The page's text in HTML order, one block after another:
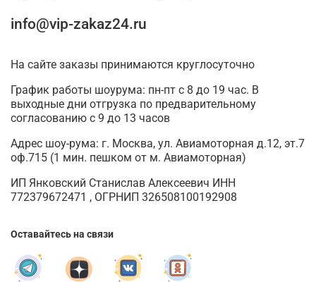
info@vip-zakaz24.ru
На сайте заказы принимаются круглосуточно
График работы шоурума: пн-пт с 8 до 19 час. В
выходные дни отгрузка по предварительному
согласованию с 9 до 13 часов
Адрес шоу-рума: г. Москва, ул. Авиамоторная д.12, эт.7
оф.715 (1 мин. пешком от м. Авиамоторная)
ИП Янковский Станислав Алексеевич ИНН
772379672471 , ОГРНИП 326508100192908
Оставайтесь на связи